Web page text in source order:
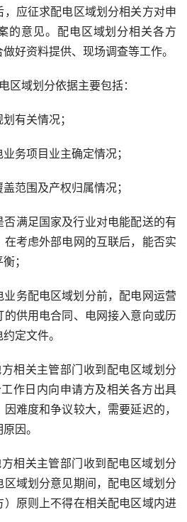
，应征求配电区域划分相关方对申
的意见。配电区域划分相关各方
做好资料提供、现场调查等工作。
区域划分依据主要包括：
有关情况；
业务项目业主确定情况；
盖范围及产权归属情况；
否满足国家及行业对电能配送的有
在考虑外部电网的互联后，能否实
；
业务配电区域划分前，配电网运营
供用电合同、电网接入意向或历
定文件。
方相关主管部门收到配电区域划分
作日内向申请方及相关各方出具
难度和争议较大，需要延迟的，
因。
方相关主管部门收到配电区域划分
区域划分意见期间，配电区域划分
原则上不得在相关配电区域内进